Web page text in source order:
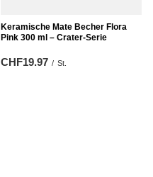
Keramische Mate Becher Flora
Pink 300 ml – Crater-Serie
CHF19.97 / St.